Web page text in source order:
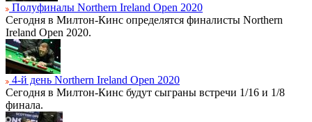
Полуфиналы Northern Ireland Open 2020
Сегодня в Милтон-Кинс определятся финалисты Northern
Ireland Open 2020.
4-й день Northern Ireland Open 2020
Сегодня в Милтон-Кинс будут сыграны встречи 1/16 и 1/8
финала.